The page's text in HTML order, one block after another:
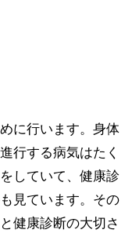
に行います。身体
行する病気はたく
していて、健康診
見ています。その
健康診断の大切さ